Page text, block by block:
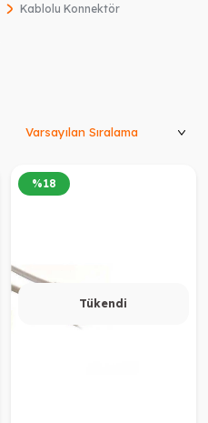
Kablolu Konnektör
Tükendi
%18